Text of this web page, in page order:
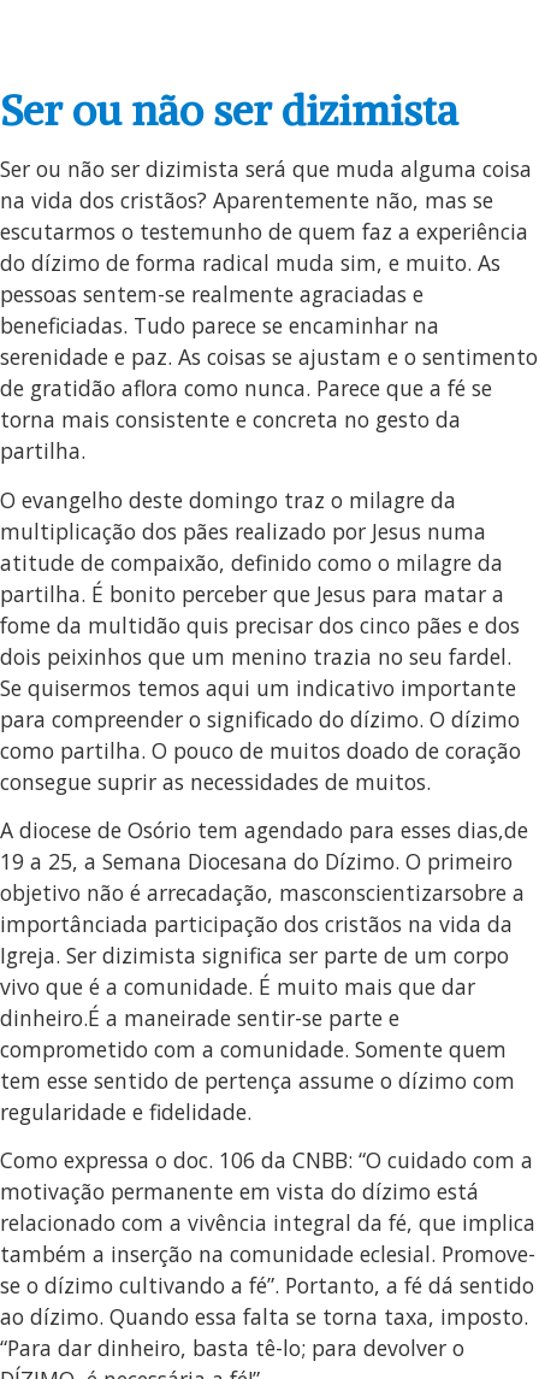
Ser ou não ser dizimista
Ser ou não ser dizimista será que muda alguma coisa
na vida dos cristãos? Aparentemente não, mas se
escutarmos o testemunho de quem faz a experiência
do dízimo de forma radical muda sim, e muito. As
pessoas sentem-se realmente agraciadas e
beneficiadas. Tudo parece se encaminhar na
serenidade e paz. As coisas se ajustam e o sentimento
de gratidão aflora como nunca. Parece que a fé se
torna mais consistente e concreta no gesto da
partilha.
O evangelho deste domingo traz o milagre da
multiplicação dos pães realizado por Jesus numa
atitude de compaixão, definido como o milagre da
partilha. É bonito perceber que Jesus para matar a
fome da multidão quis precisar dos cinco pães e dos
dois peixinhos que um menino trazia no seu fardel.
Se quisermos temos aqui um indicativo importante
para compreender o significado do dízimo. O dízimo
como partilha. O pouco de muitos doado de coração
consegue suprir as necessidades de muitos.
A diocese de Osório tem agendado para esses dias,de
19 a 25, a Semana Diocesana do Dízimo. O primeiro
objetivo não é arrecadação, masconscientizarsobre a
importânciada participação dos cristãos na vida da
Igreja. Ser dizimista significa ser parte de um corpo
vivo que é a comunidade. É muito mais que dar
dinheiro.É a maneirade sentir-se parte e
comprometido com a comunidade. Somente quem
tem esse sentido de pertença assume o dízimo com
regularidade e fidelidade.
Como expressa o doc. 106 da CNBB: “O cuidado com a
motivação permanente em vista do dízimo está
relacionado com a vivência integral da fé, que implica
também a inserção na comunidade eclesial. Promove-
se o dízimo cultivando a fé”. Portanto, a fé dá sentido
ao dízimo. Quando essa falta se torna taxa, imposto.
“Para dar dinheiro, basta tê-lo; para devolver o